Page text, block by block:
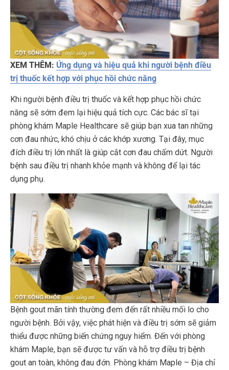
XEM THÊM: Ứng dụng và hiệu quả khi người bệnh điều
trị thuốc kết hợp với phục hồi chức năng
Khi người bệnh điều trị thuốc và kết hợp phục hồi chức
năng sẽ sớm đem lại hiệu quả tích cực. Các bác sĩ tại
phòng khám Maple Healthcare sẽ giúp bạn xua tan những
cơn đau nhức, khó chịu ở các khớp xương. Tại đây, mục
đích điều trị lớn nhất là giúp cắt cơn đau chấm dứt. Người
bệnh sau điều trị nhanh khỏe mạnh và không để lại tác
dụng phụ.
Bệnh gout mãn tính thường đem đến rất nhiều mối lo cho
người bệnh. Bởi vậy, việc phát hiện và điều trị sớm sẽ giảm
thiểu được những biến chứng nguy hiểm. Đến với phòng
khám Maple, bạn sẽ được tư vấn và hỗ trợ điều trị bệnh
gout an toàn, không đau đớn. Phòng khám Maple – Địa chỉ